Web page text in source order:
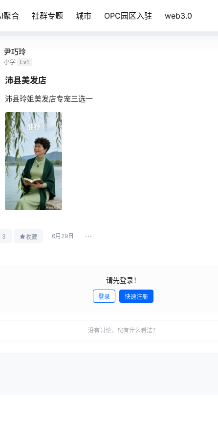
聚合 社群专题 城市 OPC园区入驻 web3.0
尹巧玲
小学 Lv1
沛县美发店
沛县玲姐美发店专宠三选一
3 收藏 6月29日
请先登录！
登录 快速注册
没有讨论，您有什么看法？